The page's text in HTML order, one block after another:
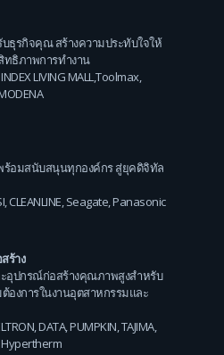
ธุรกิจคุณ สร้างความประทับใจให้
ทธิภาพการทำงาน
INDEX LIVING MALL,Toolmax,
ร้อมสนับสนุนทุกองค์กร สู่ยุคดิจิทัล
,CLEANLINE,Seagate,Panasonic
ร้าง
อุปกรณ์ก่อสร้างคุณภาพสูงสำหรับ
องการในงานอุตสาหกรรมและ
DATA, PUMPKIN TAJIMA,
Hypertherm